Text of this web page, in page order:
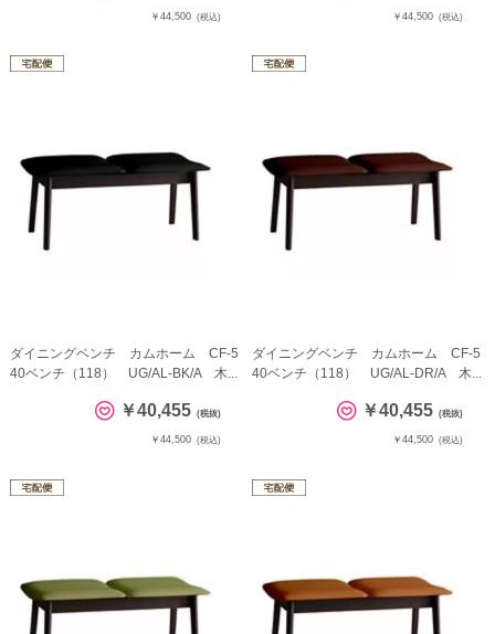
￥44,500 (税込) ￥44,500 (税込)
ダイニングベンチ カムホーム CF-5
40ベンチ（118） UG/AL-BK/A 木...
￥40,455 (税抜)
￥44,500 (税込)
ダイニングベンチ カムホーム CF-5
40ベンチ（118） UG/AL-DR/A 木...
￥40,455 (税抜)
￥44,500 (税込)